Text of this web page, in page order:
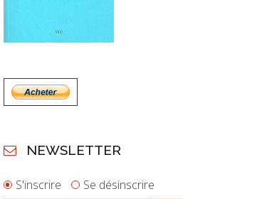
NEWSLETTER
S'inscrire Se désinscrire